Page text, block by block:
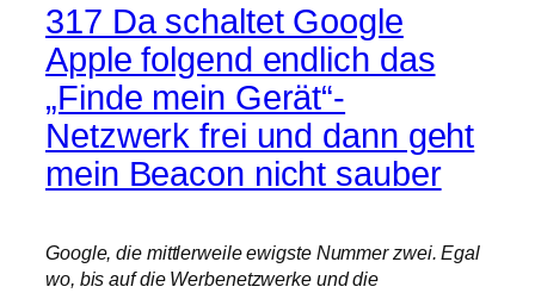
317 Da schaltet Google
Apple folgend endlich das
„Finde mein Gerät“-
Netzwerk frei und dann geht
mein Beacon nicht sauber
Google, die mittlerweile ewigste Nummer zwei. Egal
wo, bis auf die Werbenetzwerke und die